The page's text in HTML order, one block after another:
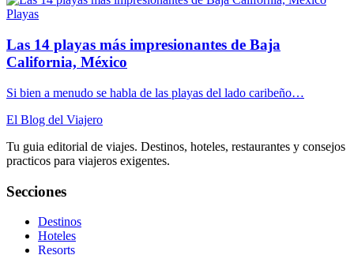
Playas
Las 14 playas más impresionantes de Baja
California, México
Si bien a menudo se habla de las playas del lado caribeño…
El Blog del Viajero
Tu guia editorial de viajes. Destinos, hoteles, restaurantes y consejos
practicos para viajeros exigentes.
Secciones
Destinos
Hoteles
Resorts